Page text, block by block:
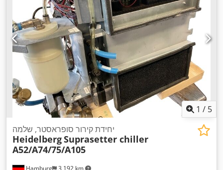
1 / 5
יחידת קירור סופראסטר, שלמה
HeidelbergSuprasetter chiller
A52/A74/75/A105